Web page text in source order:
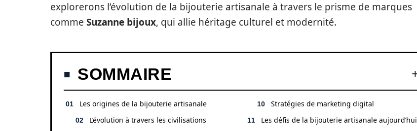
explorerons l’évolution de la bijouterie artisanale à travers le prisme de marques
comme Suzanne bijoux, qui allie héritage culturel et modernité.
SOMMAIRE
Les origines de la bijouterie artisanale
L’évolution à travers les civilisations
Stratégies de marketing digital
Les défis de la bijouterie artisanale aujourd’hui